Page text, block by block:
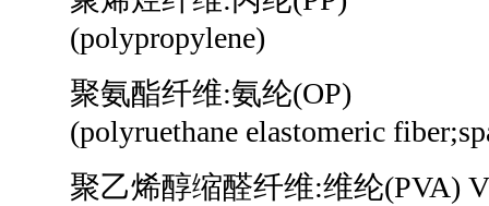
(polypropylene)
聚氨酯纤维:氨纶(OP)
(polyruethane elastomeric
聚乙烯醇缩醛纤维:维纶(PVA) V